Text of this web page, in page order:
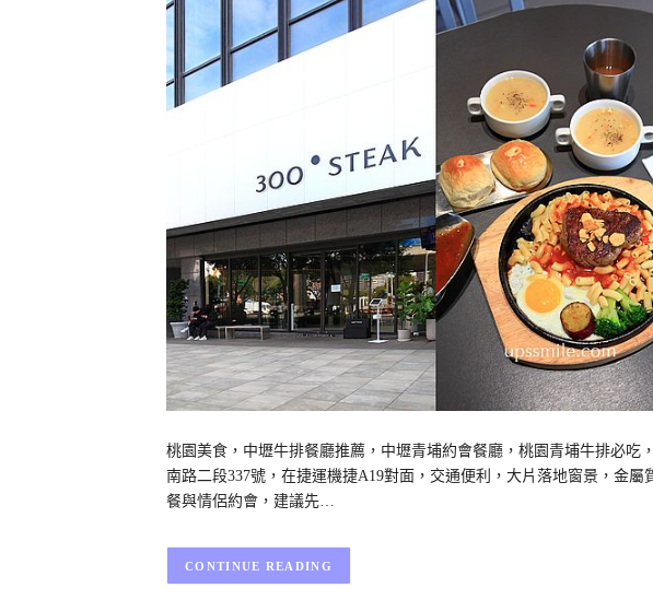
桃園美食，中壢牛排餐廳推薦，中壢青埔約會餐廳，桃園青埔牛排必吃
南路二段337號，在捷運機捷A19對面，交通便利，大片落地窗景，金
餐與情侶約會，建議先…
CONTINUE READING